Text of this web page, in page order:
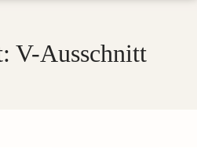
V-Ausschnitt